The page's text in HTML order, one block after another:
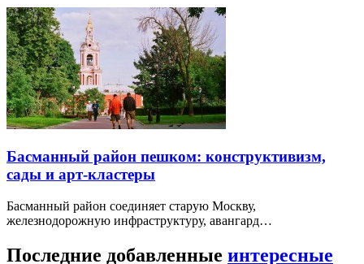
Басманный район пешком: конструктивизм,
сады и арт-кластеры
Басманный район соединяет старую Москву,
железнодорожную инфраструктуру, авангард…
Последние добавленные интересные